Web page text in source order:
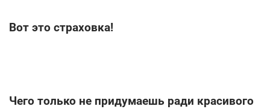
Вот это страховка!
Чего только не придумаешь ради красивого